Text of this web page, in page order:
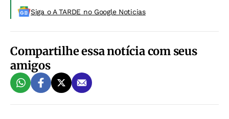
Siga o A TARDE no Google Noticias
Compartilhe essa notícia com seus
amigos